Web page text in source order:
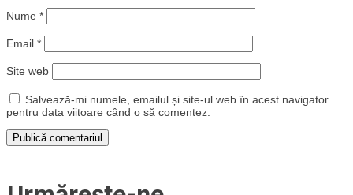
Nume *
Email *
Site web
Salvează-mi numele, emailul și site-ul web în acest navigator
pentru data viitoare când o să comentez.